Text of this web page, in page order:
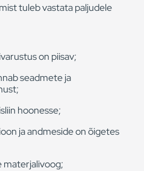
tuleb vastata paljudele
on piisav;
seadmete ja
hoonesse;
ja andmeside on õigetes
materjalivoog;